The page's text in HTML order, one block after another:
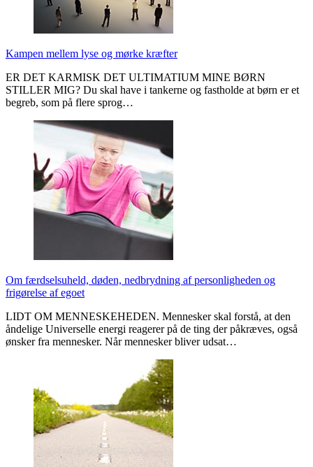
Kampen mellem lyse og mørke kræfter
ER DET KARMISK DET ULTIMATIUM MINE BØRN
STILLER MIG? Du skal have i tankerne og fastholde at børn er et
begreb, som på flere sprog…
Om færdselsuheld, døden, nedbrydning af personligheden og
frigørelse af egoet
LIDT OM MENNESKEHEDEN. Mennesker skal forstå, at den
åndelige Universelle energi reagerer på de ting der påkræves, også
ønsker fra mennesker. Når mennesker bliver udsat…